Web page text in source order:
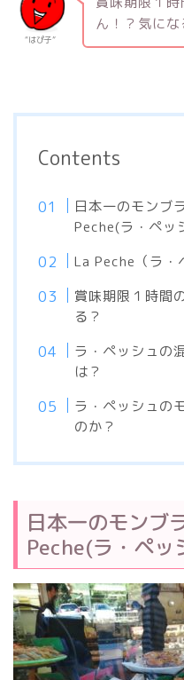
“はぴ子­”
ん！？気にな
Contents
日本一のモンブ
Peche(ラ・ペッ
La Peche（ラ・
賞味期限１時間
る？
ラ・ペッシュの
は？
ラ・ペッシュの
のか？
日本一のモンブ
Peche(ラ・ペッ